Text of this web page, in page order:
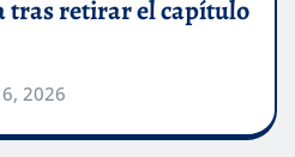
tras retirar el capítulo
2026